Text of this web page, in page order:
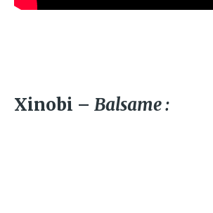
Xinobi – Balsame :